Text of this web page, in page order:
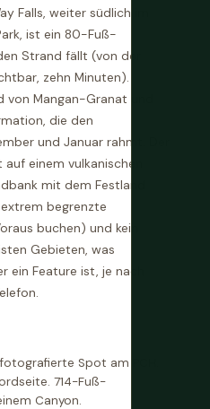
Falls, weiter südlich im
ist ein 80-Fuß-
Strand fällt (von der
zehn Minuten).
Mangan-Granat und
die den
und Januar rahmt. Der
einem vulkanischen
mit dem Festland
begrenzte
buchen) und kein
Gebieten, was
Feature ist, je nach
Spot am PCH.
714-Fuß-
Canyon.